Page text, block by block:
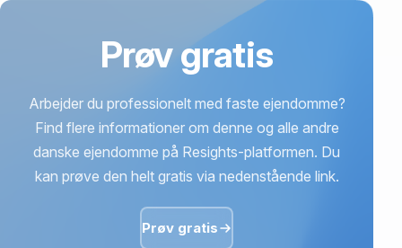
Prøv gratis
Arbejder du professionelt med faste ejendomme?
Find flere informationer om denne og alle andre
danske ejendomme på Resights-platformen. Du
kan prøve den helt gratis via nedenstående link.
Prøv gratis